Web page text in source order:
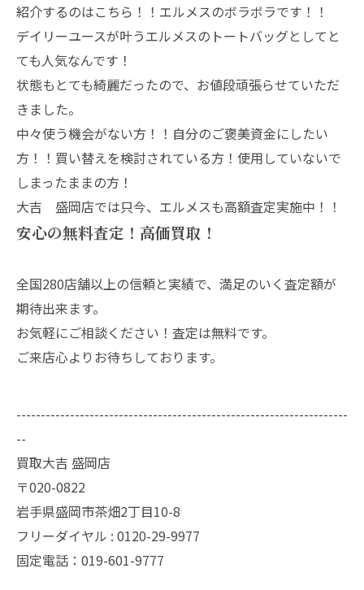
紹介するのはこちら！！エルメスのボラボラです！！
デイリーユースが叶うエルメスのトートバッグとしてと
ても人気なんです！
状態もとても綺麗だったので、お値段頑張らせていただ
きました。
中々使う機会がない方！！自分のご褒美資金にしたい
方！！買い替えを検討されている方！使用していないで
しまったままの方！
大吉 盛岡店では只今、エルメスも高額査定実施中！！
安心の無料査定！高価買取！
全国280店舗以上の信頼と実績で、満足のいく査定額が
期待出来ます。
お気軽にご相談ください！査定は無料です。
ご来店心よりお待ちしております。
--------------------------------------------------------------------
--
買取大吉 盛岡店
〒020-0822
岩手県盛岡市茶畑2丁目10-8
フリーダイヤル : 0120-29-9977
固定電話：019-601-9777